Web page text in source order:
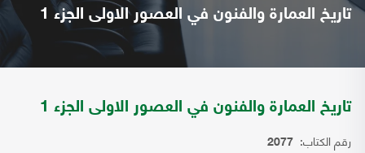
تاريخ العمارة والفنون في العصور الاولى الجزء 1
تاريخ العمارة والفنون في العصور الاولى الجزء 1
رقم الكتاب: 2077